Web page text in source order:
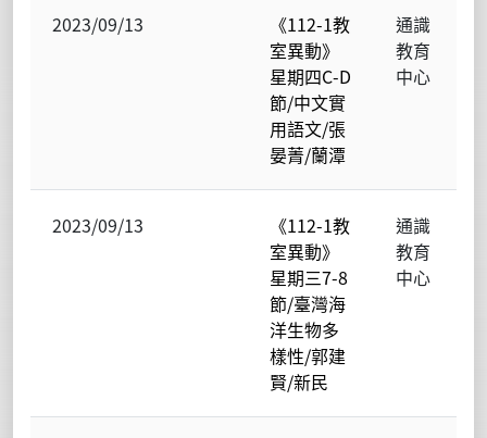
2023/09/13
《112-1教
室異動》
星期四C-D
節/中文實
用語文/張
晏菁/蘭潭
通識
教育
中心
2023/09/13
《112-1教
室異動》
星期三7-8
節/臺灣海
洋生物多
樣性/郭建
賢/新民
通識
教育
中心